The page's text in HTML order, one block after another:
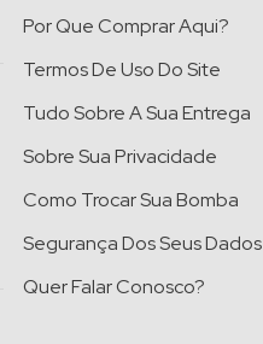
Por Que Comprar Aqui?
Termos De Uso Do Site
Tudo Sobre A Sua Entrega
Sobre Sua Privacidade
Como Trocar Sua Bomba
Segurança Dos Seus Dados
Quer Falar Conosco?